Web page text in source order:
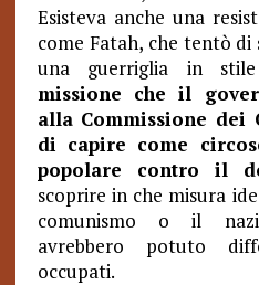
Esisteva anche una
come Fatah, che tentò
una guerriglia in
missione che il
alla Commissione dei
di capire come
popolare contro il
scoprire in che misura
comunismo o il
avrebbero potuto
occupati.